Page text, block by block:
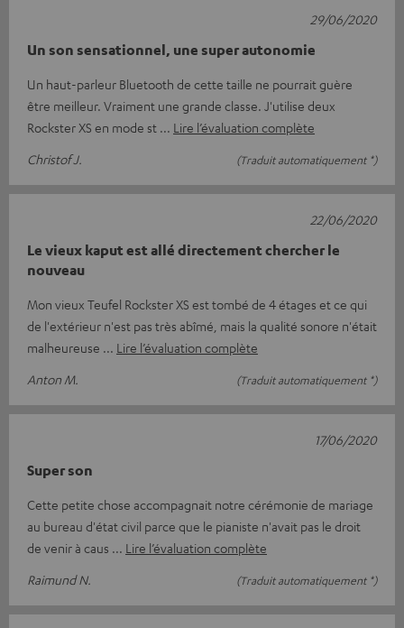
Un son sensationnel, une super autonomie
Un haut-parleur Bluetooth de cette taille ne pourrait guère
être meilleur. Vraiment une grande classe. J'utilise deux
Rockster XS en mode st
Lire l’évaluation complète
Christof J.
(Traduit automatiquement *)
29/06/2020
Le vieux kaput est allé directement chercher le
nouveau
Mon vieux Teufel Rockster XS est tombé de 4 étages et ce qui
de l'extérieur n'est pas très abîmé, mais la qualité sonore n'était
malheureuse
Lire l’évaluation complète
Anton M.
(Traduit automatiquement *)
22/06/2020
Super son
Cette petite chose accompagnait notre cérémonie de mariage
au bureau d'état civil parce que le pianiste n'avait pas le droit
de venir à caus
Lire l’évaluation complète
Raimund N.
(Traduit automatiquement *)
17/06/2020